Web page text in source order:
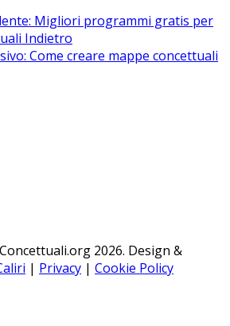
Migliori programmi gratis per
Indietro
Come creare mappe concettuali
2026. Design &
| Privacy | Cookie Policy